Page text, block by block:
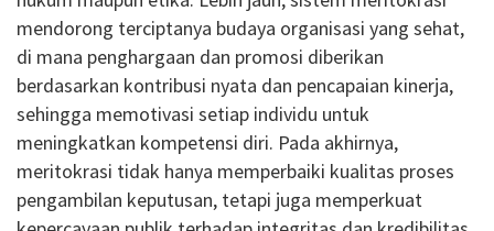
mendorong terciptanya budaya organisasi yang sehat,
di mana penghargaan dan promosi diberikan
berdasarkan kontribusi nyata dan pencapaian kinerja,
sehingga memotivasi setiap individu untuk
meningkatkan kompetensi diri. Pada akhirnya,
meritokrasi tidak hanya memperbaiki kualitas proses
pengambilan keputusan, tetapi juga memperkuat